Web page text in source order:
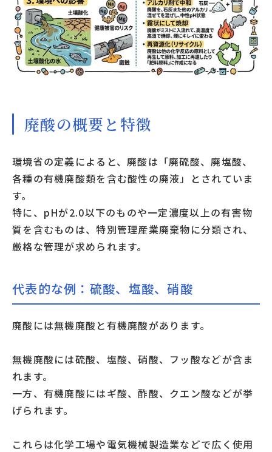
廃酸の概要と特徴
環境省の定義によると、廃酸は「廃硫酸、廃塩酸、
各種の有機廃酸類を含む酸性の廃液」とされていま
す。
特に、pHが2.0以下のものや一定濃度以上の有害物
質を含むものは、特別管理産業廃棄物に分類され、
厳格な管理が求められます。
代表的な例：硫酸、塩酸、硝酸
廃酸には無機廃酸と有機廃酸があります。
無機廃酸には硫酸、塩酸、硝酸、フッ酸などが含ま
れます。
一方、有機廃酸にはギ酸、酢酸、クエン酸などが挙
げられます。
これらは化学工場や電気機械製造業などで広く使用